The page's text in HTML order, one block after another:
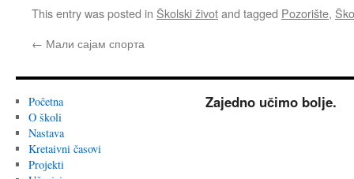
This entry was posted in Školski životand tagged Pozorište,
← Мали сајам спорта
Početna
O školi
Nastava
Kretaivni časovi
Projekti
Zajedno učimo bolje.